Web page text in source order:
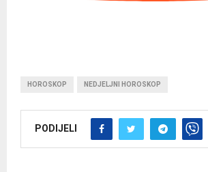
HOROSKOP NEDJELJNI HOROSKOP
PODIJELI